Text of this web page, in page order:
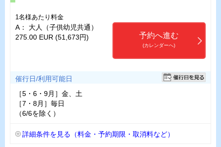
1名様あたり料金
A： 大人（子供幼児共通）
275.00 EUR (51,673円)
予約へ進む
(カレンダーへ)
催行日/利用可能日
［5・6・9月］金、土
［7・8月］毎日
（6/6を除く）
詳細条件を見る（料金・予約期限・取消料など）